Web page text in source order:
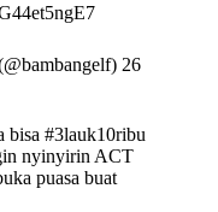
26
bisa #3lauk10ribu
nyinyirin ACT
puasa buat